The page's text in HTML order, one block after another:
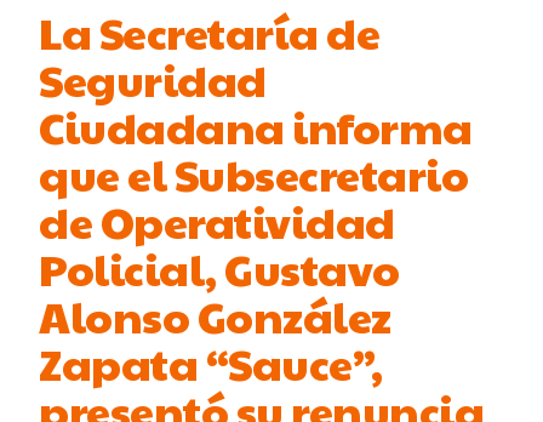
La Secretaría de
Seguridad
Ciudadana informa
que el Subsecretario
de Operatividad
Policial, Gustavo
Alonso González
Zapata “Sauce”,